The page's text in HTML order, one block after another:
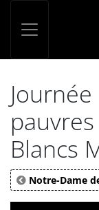
Blancs
Notre-Dame
Panneau de